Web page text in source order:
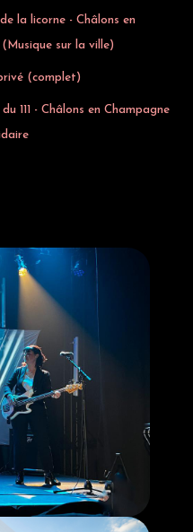
la licorne - Châlons en
sur la ville)
(complet)
111 - Châlons en Champagne